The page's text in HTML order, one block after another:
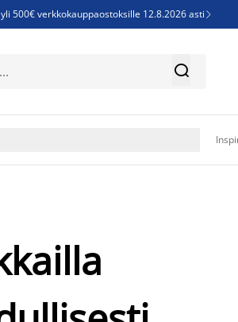
yli 500€ verkkokauppaostoksille 12.8.2026 asti 
- Säästä jopa 60% 